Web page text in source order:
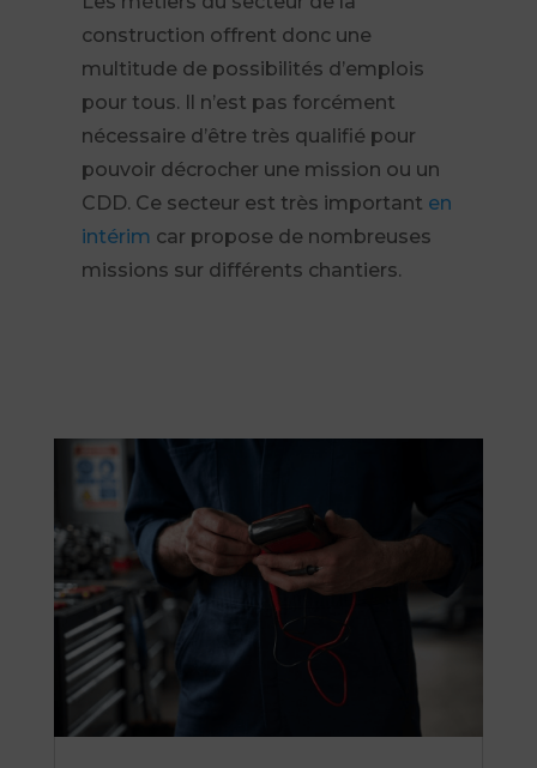
construction offrent donc une
multitude de possibilités d’emplois
pour tous. Il n’est pas forcément
nécessaire d’être très qualifié pour
pouvoir décrocher une mission ou un
CDD. Ce secteur est très important en
intérim car propose de nombreuses
missions sur différents chantiers.